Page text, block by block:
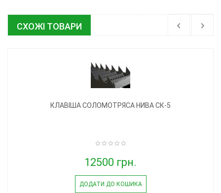
СХОЖІ ТОВАРИ
КЛАВІША СОЛОМОТРЯСА НИВА СК-5
12500 грн.
ДОДАТИ ДО КОШИКА